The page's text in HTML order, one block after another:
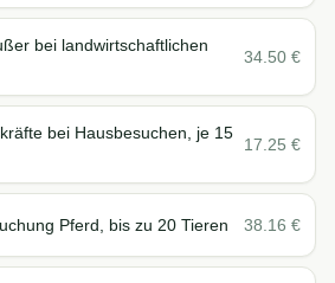
bei landwirtschaftlichen
34.50 €
bei Hausbesuchen, je 15
17.25 €
Pferd, bis zu 20 Tieren 38.16 €